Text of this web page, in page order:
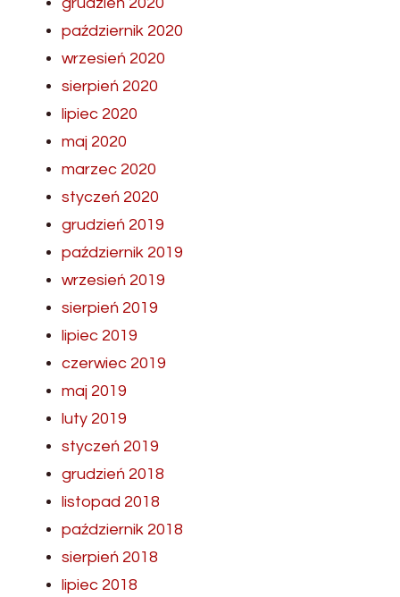
październik 2020
wrzesień 2020
sierpień 2020
lipiec 2020
maj 2020
marzec 2020
styczeń 2020
grudzień 2019
październik 2019
wrzesień 2019
sierpień 2019
lipiec 2019
czerwiec 2019
maj 2019
luty 2019
styczeń 2019
grudzień 2018
listopad 2018
październik 2018
sierpień 2018
lipiec 2018